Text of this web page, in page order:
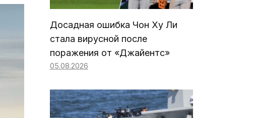
Досадная ошибка Чон Ху Ли
стала вирусной после
поражения от «Джайентс»
05.08.2026